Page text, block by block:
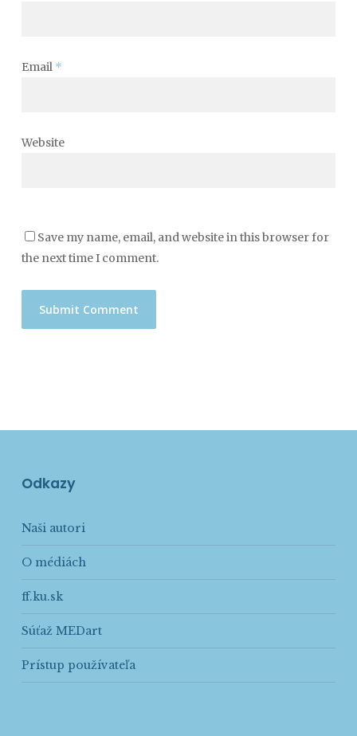
Email *
Website
Save my name, email, and website in this browser for
the next time I comment.
Odkazy
Naši autori
O médiách
ff.ku.sk
Súťaž MEDart
Prístup používateľa